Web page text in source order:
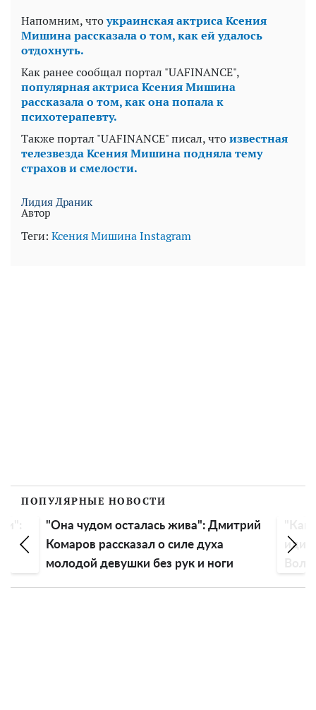
Напомним, чтоукраинская актриса Ксения
Мишина рассказала о том, как ей удалось
отдохнуть.
Как ранее сообщал портал "UAFINANCE",
популярная актриса Ксения Мишина
рассказала о том, как она попала к
психотерапевту.
Также портал "UAFINANCE" писал, чтоизвестная
телезвезда Ксения Мишина подняла тему
страхов и смелости.
Лидия Драник
Автор
Теги: Ксения МишинаInstagram
ПОПУЛЯРНЫЕ НОВОСТИ
"Она чудом осталась жива": Дмитрий
Комаров рассказал о силе духа
молодой девушки без рук и ноги